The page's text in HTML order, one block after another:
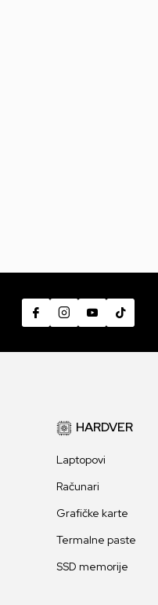
HARDVER
Laptopovi
Računari
Grafičke karte
Termalne paste
SSD memorije